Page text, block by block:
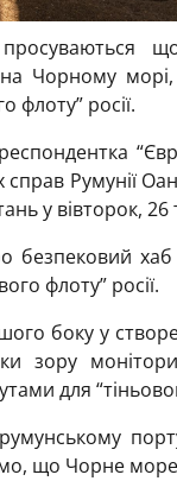
Чорному
флоту” росії.
справ Румунії
у вівторок, 26
безпековий
флоту” росії.
боку у
зору
для
що Чорне